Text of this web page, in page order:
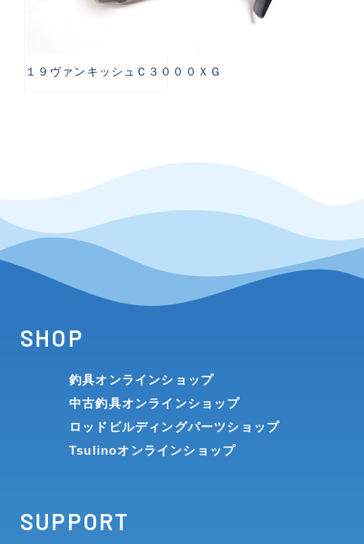
１９ヴァンキッシュＣ３０００ＸＧ
SHOP
釣具オンラインショップ
中古釣具オンラインショップ
ロッドビルディングパーツショップ
Tsulinoオンラインショップ
SUPPORT